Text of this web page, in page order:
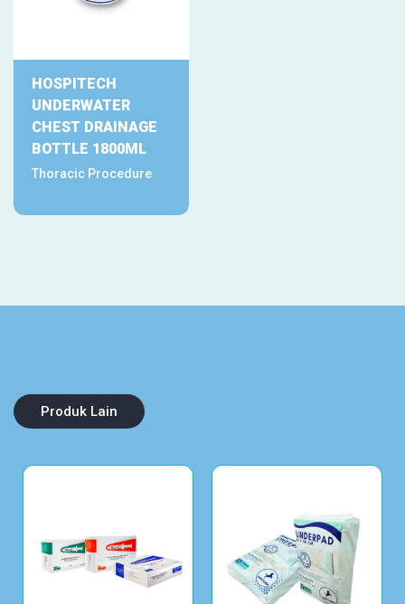
HOSPITECH
UNDERWATER
CHEST DRAINAGE
BOTTLE 1800ML
Thoracic Procedure
Produk Lain